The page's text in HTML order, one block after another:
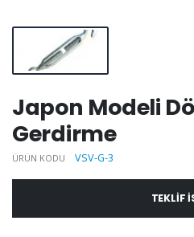
Japon Modeli
Gerdirme
ÜRÜN KODU VSV-G-3
TEKLIF